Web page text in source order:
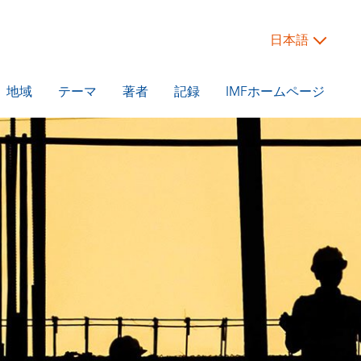
日本語
地域 テーマ 著者 記録 IMFホームページ